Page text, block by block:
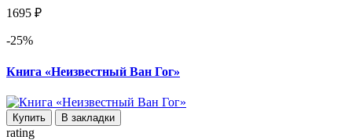
1695 ₽
-25%
Книга «Неизвестный Ван Гог»
Купить В закладки
rating